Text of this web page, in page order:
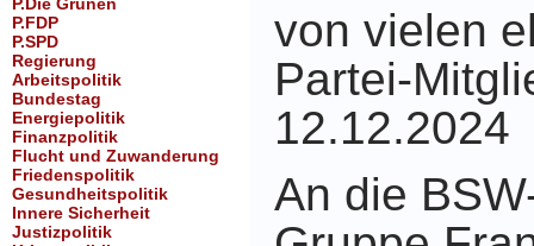
P.FDP
P.SPD
Regierung
Arbeitspolitik
Bundestag
Energiepolitik
Finanzpolitik
Flucht und Zuwanderung
Friedenspolitik
Gesundheitspolitik
Innere Sicherheit
Justizpolitik
von vielen
Partei-
12.12.2024
An die